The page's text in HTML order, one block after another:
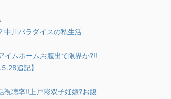
中川パラダイスの私生活
イムホームお腹出て限界か?!!
追記】
視聴率!!上戸彩双子妊娠?お腹